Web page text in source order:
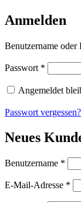
Anmelden
Benutzername
Passwort *
Angemeldet
Passwort vergessen?
Neues
Benutzername *
E-Mail-Adresse *